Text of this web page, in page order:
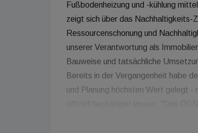
Fußbodenheizung und -kühlung
zeigt sich über das Nachhaltigkeits-
Ressourcenschonung und
unserer Verantwortung als
Bauweise und tatsächliche
Bereits in der Vergangenheit habe
und Planung höchsten Wert gelegt -